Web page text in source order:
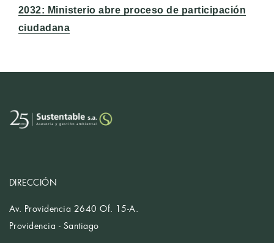
siguiente:
2032: Ministerio abre proceso de participación
ciudadana
DIRECCIÓN
Av. Providencia 2640 Of. 15-A.
Providencia - Santiago